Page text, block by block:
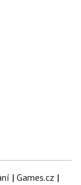
| Games.cz |